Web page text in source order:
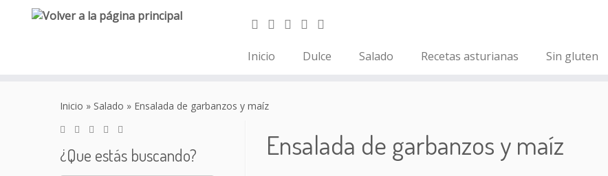
Inicio Dulce Salado Recetas asturianas Sin gluten
Inicio » Salado » Ensalada de garbanzos y maíz
¿Que estás buscando? Ensalada de garbanzos y maíz